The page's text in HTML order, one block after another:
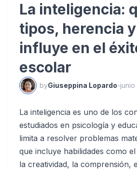
La inteligencia:
tipos, herencia
influye en el
escolar
byGiuseppina Lopardo-
La inteligencia es uno de los
estudiados en psicología y
limita a resolver problemas
que incluye habilidades como
la creatividad, la comprensión,